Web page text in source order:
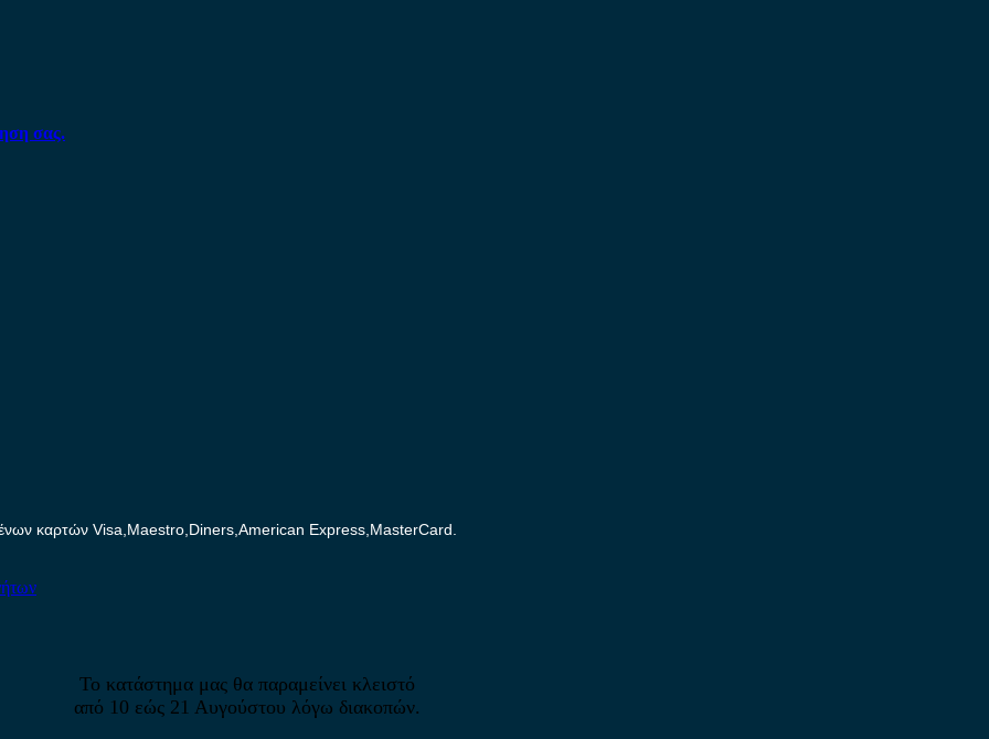
σας.
καρτών Visa,Maestro,Diners,American Express,MasterCard.
Το κατάστημα μας θα παραμείνει κλειστό
από 10 εώς 21 Αυγούστου λόγω διακοπών.